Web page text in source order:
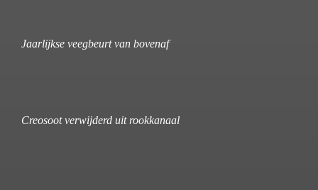
Jaarlijkse veegbeurt van bovenaf
Creosoot verwijderd uit rookkanaal